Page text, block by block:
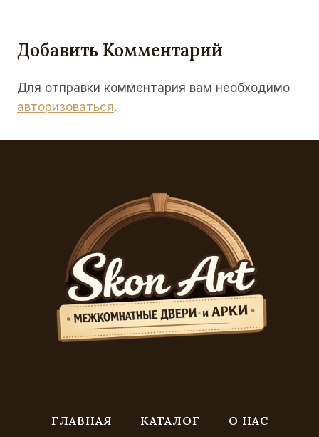
Добавить Комментарий
Для отправки комментария вам необходимо
авторизоваться.
ГЛАВНАЯ КАТАЛОГ О НАС